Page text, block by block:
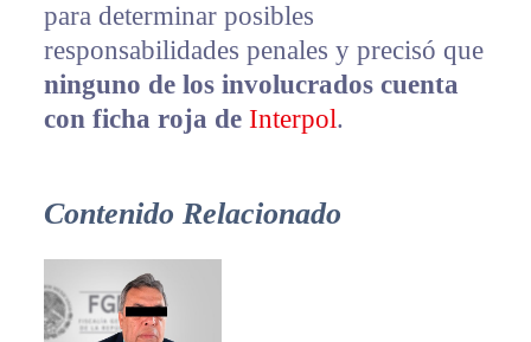
para determinar posibles
responsabilidades penales y precisó que
ninguno de los involucrados cuenta
con ficha roja de Interpol.
Contenido Relacionado